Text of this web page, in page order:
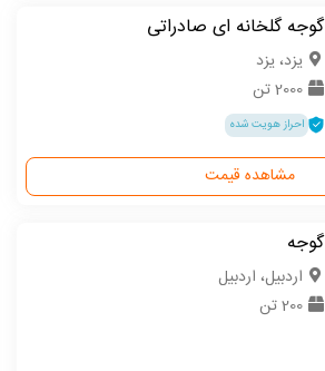
گوجه گلخانه ای صادراتی
یزد، یزد
2000 تن
احراز هویت شده
مشاهده قیمت
گوجه
اردبیل، اردبیل
200 تن